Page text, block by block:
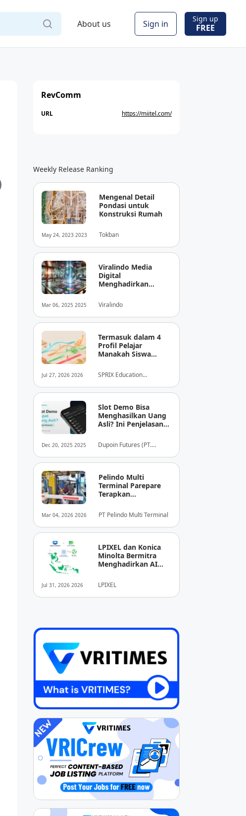
About us Sign in Sign up
FREE
RevComm
URL https://miitel.com/
Weekly Release Ranking
May 24, 2023 2023
Mengenal Detail
Pondasi untuk
Konstruksi Rumah
Tokban
Mar 06, 2025 2025
Viralindo Media
Digital
Menghadirkan
Dunia Media Digital
Indonesia
Viralindo
Jul 27, 2026 2026
Termasuk dalam 4
Profil Pelajar
Manakah Siswa
Perilaku
Tersembunyi Saat
Ujian Melalui Data
Digital
SPRIX Education
Dec 20, 2025 2025
Slot Demo Bisa
Menghasilkan Uang
Asli? Ini Penjelasan
Dupoin Futures (PT.
Mar 04, 2026 2026
Pelindo Multi
Terminal Parepare
Terapkan
Nontunai di Pintu
Masuk Pelabuhan
Nusantara
PT Pelindo Multi Terminal
Jul 31, 2026 2026
LPIXEL dan Konica
Minolta Bermitra
Menghadirkan AI
Diagnosis Berbasis
Pencitraan Medis
“EIRL” di ASEAN
LPIXEL